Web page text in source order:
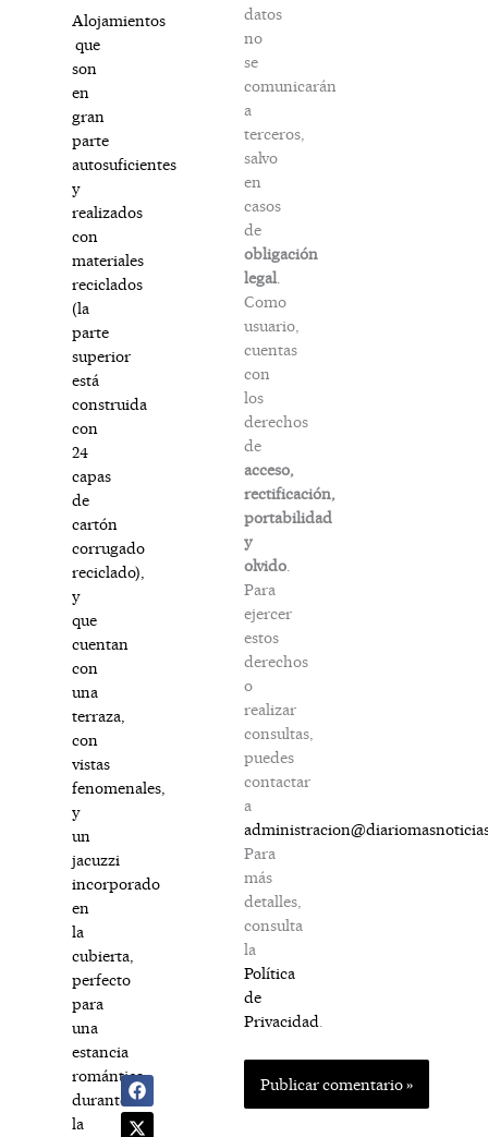
Alojamientos
que
son
en
gran
parte
autosuficientes
y
realizados
con
materiales
reciclados
(la
parte
superior
está
construida
con
24
capas
de
cartón
corrugado
reciclado),
y
que
cuentan
con
una
terraza,
con
vistas
fenomenales,
y
un
jacuzzi
incorporado
en
la
cubierta,
perfecto
para
una
estancia
romántica
durante
la
datos
no
se
comunicarán
a
terceros,
salvo
en
casos
de
obligación
legal.
Como
usuario,
cuentas
con
los
derechos
de
acceso,
rectificación,
portabilidad
y
olvido.
Para
ejercer
estos
derechos
o
realizar
consultas,
puedes
contactar
a
Para
más
detalles,
consulta
la
Política
de
Privacidad